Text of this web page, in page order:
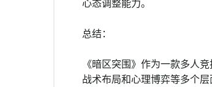
心态调整能力。
总结：
《暗区突围》作为一款多人
战术布局和心理博弈等多个